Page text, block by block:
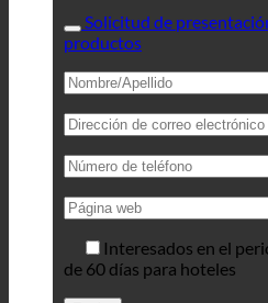
Solicitud de
productos
Interesados en el
de 60 días para hoteles